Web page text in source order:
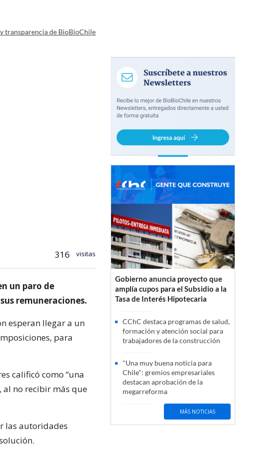
transparencia de BioBioChile
316 visitas
un paro de
remuneraciones.
esperan llegar a un
para
calificó como “una
al no recibir más que
las autoridades
Gobierno anuncia proyecto que
amplía cupos para el Subsidio a la
Tasa de Interés Hipotecaria
CChC destaca programas de salud,
formación y atención social para
trabajadores de la construcción
"Una muy buena noticia para
Chile": gremios empresariales
destacan aprobación de la
megarreforma
MÁS NOTICIAS